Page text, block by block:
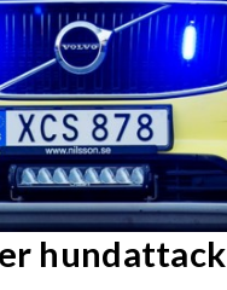
hundattack